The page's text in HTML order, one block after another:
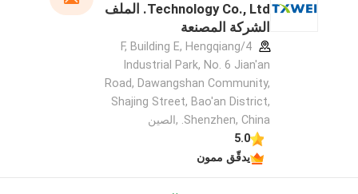
Technology Co., Ltd. الملف
الشركة المصنعة
4/F, Building E, Hengqiang
Industrial Park, No. 6 Jian'an
Road, Dawangshan Community,
Shajing Street, Bao'an District,
Shenzhen, China. ,الصين
5.0
يدقّق ممون